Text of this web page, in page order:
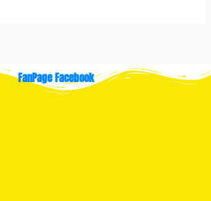
FanPage Facebook